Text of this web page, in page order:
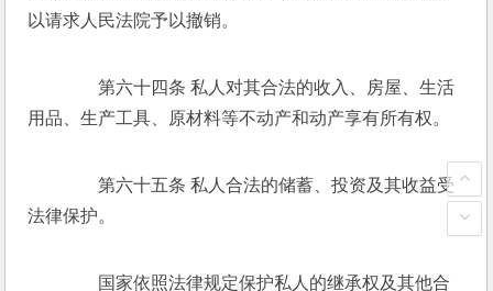
以请求人民法院予以撤销。
第六十四条 私人对其合法的收入、房屋、生活
用品、生产工具、原材料等不动产和动产享有所有权。
第六十五条 私人合法的储蓄、投资及其收益受
法律保护。
国家依照法律规定保护私人的继承权及其他合